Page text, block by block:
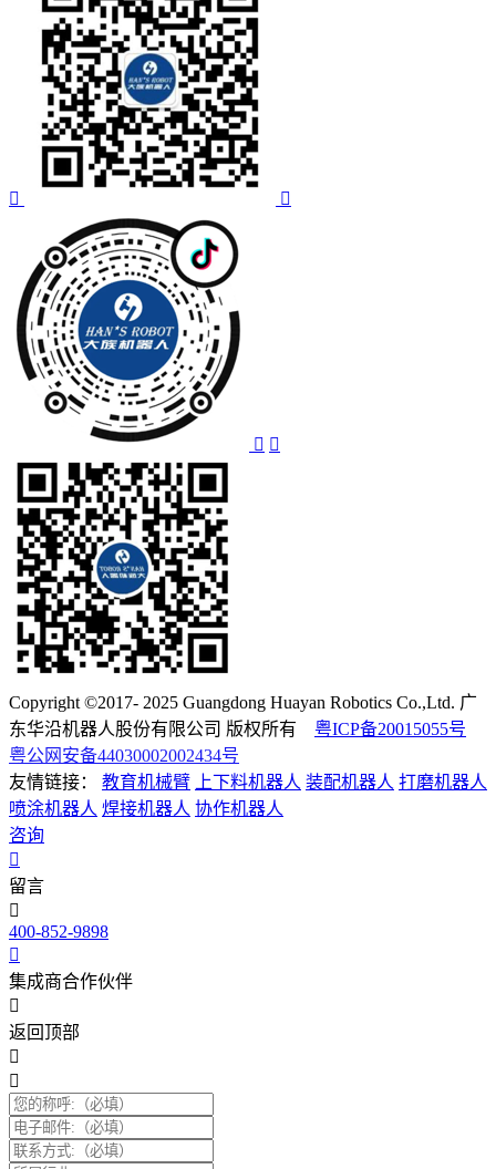
Copyright ©2017- 2025 Guangdong Huayan Robotics Co.,Ltd. 广
东华沿机器人股份有限公司 版权所有 粤ICP备20015055号
粤公网安备44030002002434号
友情链接：
教育机械臂 上下料机器人 装配机器人 打磨机器人
喷涂机器人 焊接机器人 协作机器人
咨询
留言
400-852-9898
集成商合作伙伴
返回顶部